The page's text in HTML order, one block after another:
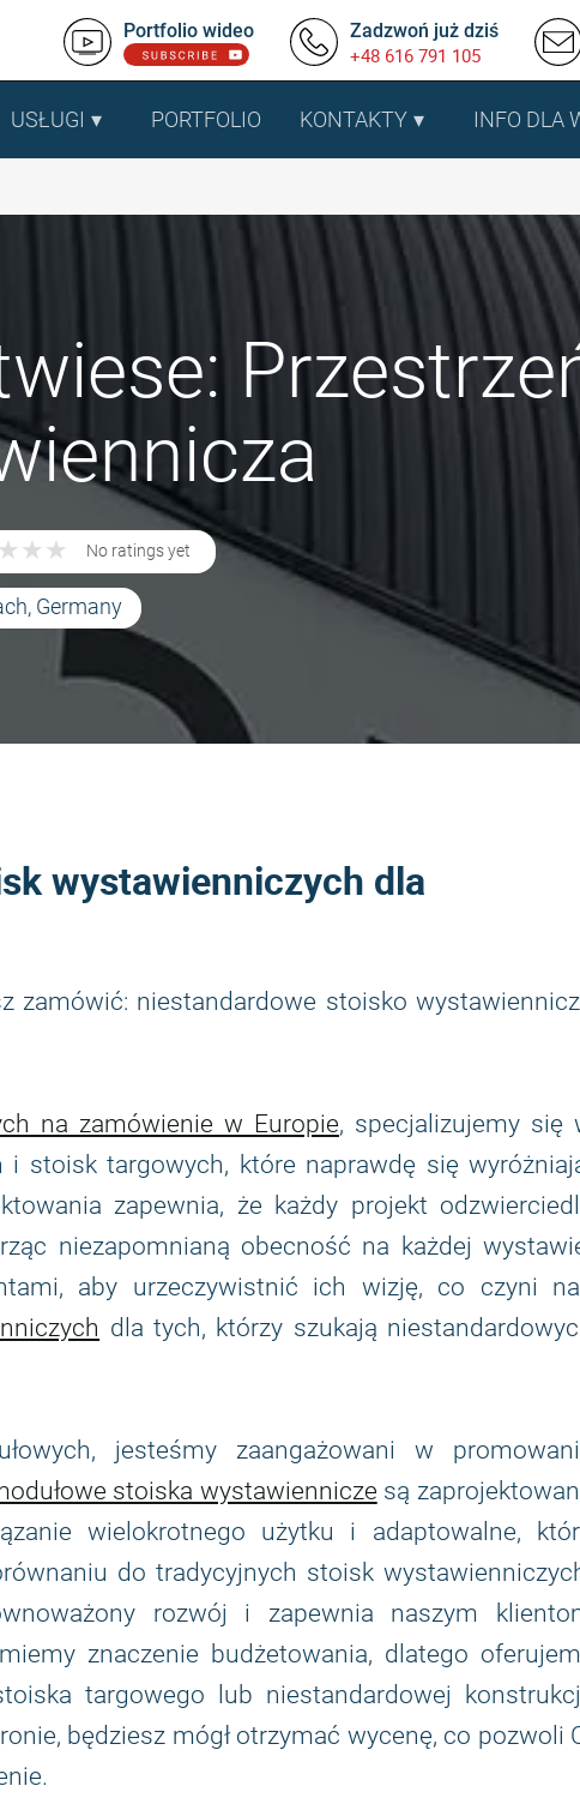
Portfolio wideo Zadzwoń już dziś
+48 616 791 105
USŁUGI PORTFOLIO KONTAKTY INFO DLA
★ ★ ★
★ ★ ★ No ratings yet
Germany
wystawienniczych dla
zamówić: niestandardowe stoisko
na zamówienie w Europie, specjalizujemy się
stoisk targowych, które naprawdę się
zapewnia, że każdy projekt
niezapomnianą obecność na każdej
aby urzeczywistnić ich wizję, co czyni
dla tych, którzy szukają
jesteśmy zaangażowani w
stoiska wystawiennicze są
wielokrotnego użytku i adaptowalne,
do tradycyjnych stoisk
rozwój i zapewnia naszym
znaczenie budżetowania, dlatego
targowego lub niestandardowej
będziesz mógł otrzymać wycenę, co pozwoli